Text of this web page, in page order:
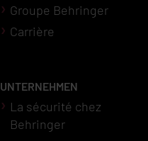
Groupe Behringer
Carrière
UNTERNEHMEN
La sécurité chez
Behringer